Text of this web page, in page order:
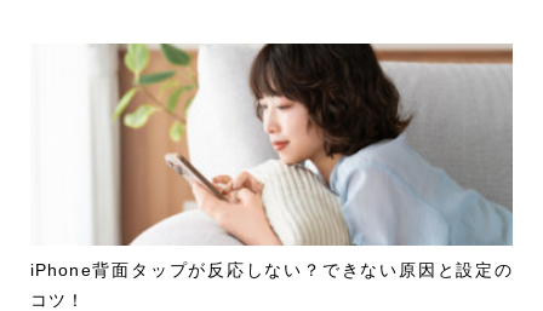
iPhone背面タップが反応しない？できない原因と設定の
コツ！